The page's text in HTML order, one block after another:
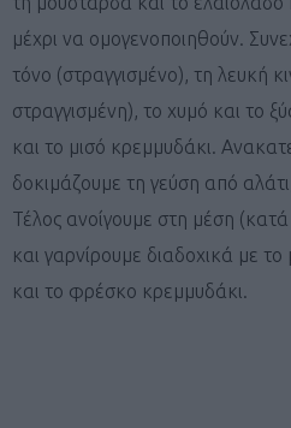
μέχρι να ομογενοποιηθούν.
τόνο (στραγγισμένο), τη λευκή
στραγγισμένη), το χυμό και το
και το μισό κρεμμυδάκι.
δοκιμάζουμε τη γεύση από
Τέλος ανοίγουμε στη μέση
και γαρνίρουμε διαδοχικά με
και το φρέσκο κρεμμυδάκι.